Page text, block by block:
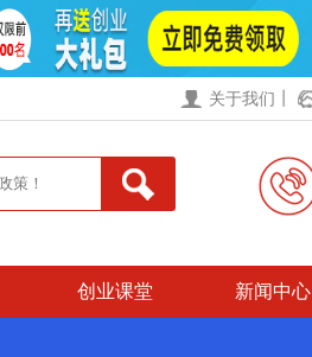
关于我们
创业课堂 新闻中心